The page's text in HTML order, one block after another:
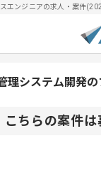
エンジニアの求人・案件
理システム開発
こちらの案件